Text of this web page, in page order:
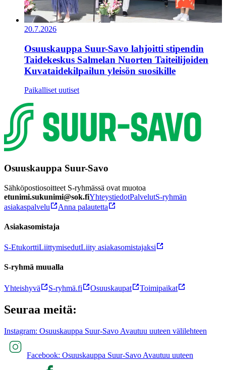
20.7.2026
Osuuskauppa Suur-Savo lahjoitti stipendin
Taidekeskus Salmelan Nuorten Taiteilijoiden
Kuvataidekilpailun yleisön suosikille
Paikalliset uutiset
Osuuskauppa Suur-Savo
Sähköpostiosoitteet S-ryhmässä ovat muotoa
etunimi.sukunimi@sok.fiYhteystiedotPalvelutS-ryhmän
asiakaspalvelu
Anna palautetta
Asiakasomistaja
S-EtukorttiLiittymisedutLiity asiakasomistajaksi
S-ryhmä muualla
Yhteishyvä S-ryhmä.fi Osuuskaupat Toimipaikat
Seuraa meitä:
Instagram: Osuuskauppa Suur-Savo Avautuu uuteen välilehteen
Facebook: Osuuskauppa Suur-Savo Avautuu uuteen